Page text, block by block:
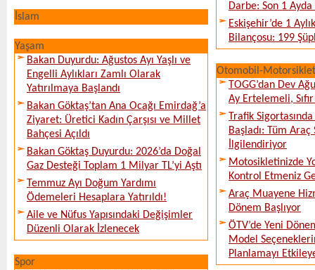
İslam
Yaşam
Bakan Duyurdu: Ağustos Ayı Yaşlı ve
Engelli Aylıkları Zamlı Olarak
Yatırılmaya Başlandı
Bakan Göktaş’tan Ana Ocağı Emirdağ’a
Ziyaret: Üretici Kadın Çarşısı ve Millet
Bahçesi Açıldı
Bakan Göktaş Duyurdu: 2026’da Doğal
Gaz Desteği Toplam 1 Milyar TL’yi Aştı
Temmuz Ayı Doğum Yardımı
Ödemeleri Hesaplara Yatırıldı!
Aile ve Nüfus Yapısındaki Değişimler
Düzenli Olarak İzlenecek
Spor
Darbe: Son 1 Ayda
Eskişehir’de 1
Bilançosu: 199
Otomobil-Motorsiklet
TOGG’dan Dev
Ay Ertelemeli,
Trafik
Başladı: Tüm
İlgilendiriyor
Motosikletinizde
Kontrol Etmeniz
Araç Muayene
Dönem Başlıyor
ÖTV’de Yeni
Model
Planlamayı